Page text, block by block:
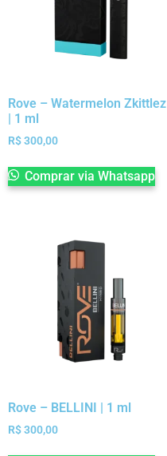
Rove – Watermelon Zkittlez
| 1 ml
R$300,00
Comprar via Whatsapp
Rove – BELLINI | 1 ml
R$300,00